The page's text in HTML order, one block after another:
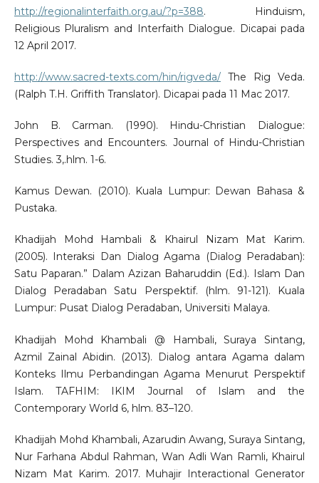
http://regionalinterfaith.org.au/?p=388. Hinduism,
Religious Pluralism and Interfaith Dialogue. Dicapai pada
12 April 2017.
http://www.sacred-texts.com/hin/rigveda/The Rig Veda.
(Ralph T.H. Griffith Translator). Dicapai pada 11 Mac 2017.
John B. Carman. (1990). Hindu-Christian Dialogue:
Perspectives and Encounters. Journal of Hindu-Christian
Studies. 3,.hlm. 1-6.
Kamus Dewan. (2010). Kuala Lumpur: Dewan Bahasa &
Pustaka.
Khadijah Mohd Hambali & Khairul Nizam Mat Karim.
(2005). Interaksi Dan Dialog Agama (Dialog Peradaban):
Satu Paparan.” Dalam Azizan Baharuddin (Ed.). Islam Dan
Dialog Peradaban Satu Perspektif. (hlm. 91-121). Kuala
Lumpur: Pusat Dialog Peradaban, Universiti Malaya.
Khadijah Mohd Khambali @ Hambali, Suraya Sintang,
Azmil Zainal Abidin. (2013). Dialog antara Agama dalam
Konteks Ilmu Perbandingan Agama Menurut Perspektif
Islam. TAFHIM: IKIM Journal of Islam and the
Contemporary World 6, hlm. 83–120.
Khadijah Mohd Khambali, Azarudin Awang, Suraya Sintang,
Nur Farhana Abdul Rahman, Wan Adli Wan Ramli, Khairul
Nizam Mat Karim. 2017. Muhajir Interactional Generator